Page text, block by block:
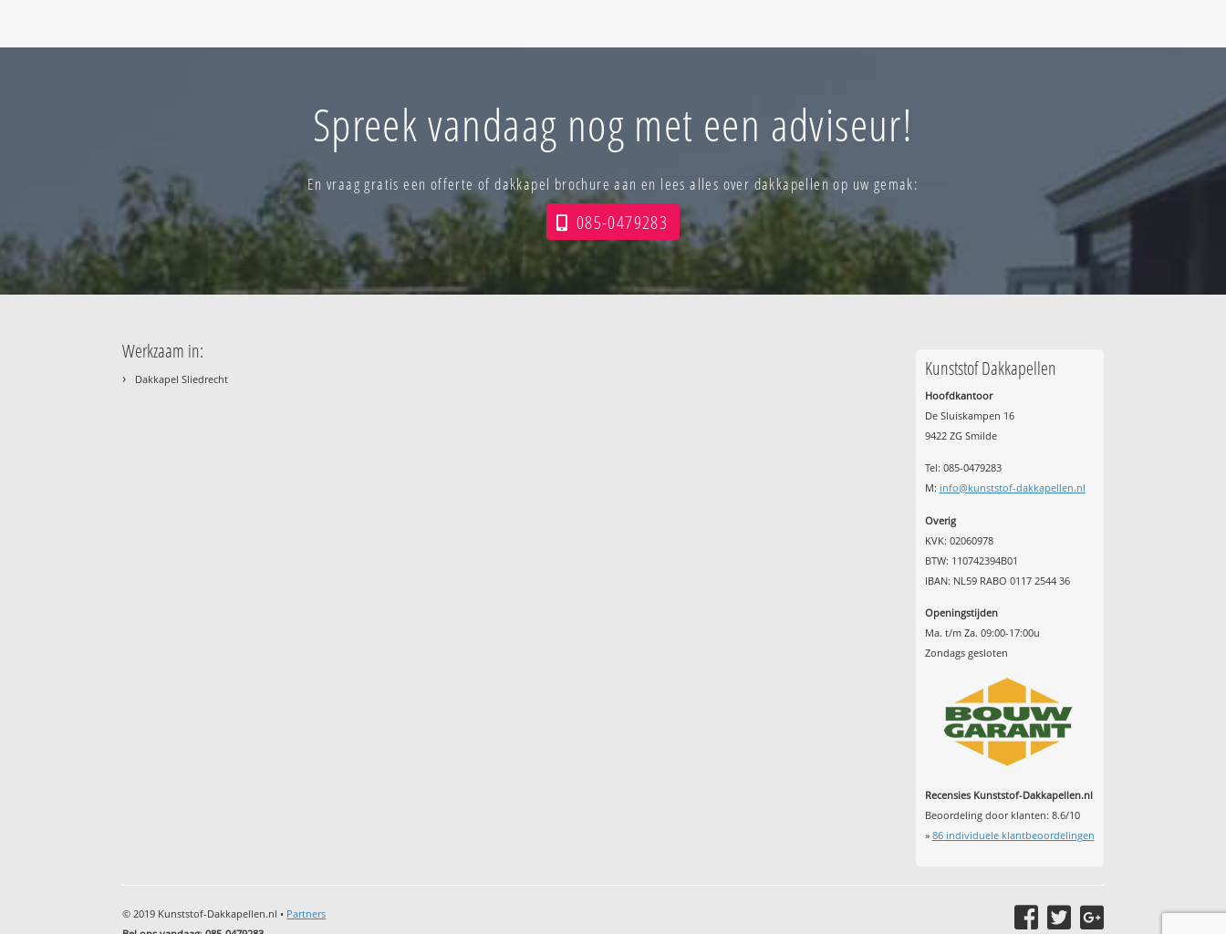
Spreek vandaag nog met een adviseur!
En vraag gratis een offerte of dakkapel brochure aan en lees alles over dakkapellen op uw gemak:
085-0479283
Werkzaam in:
› Dakkapel Sliedrecht Kunststof Dakkapellen
Hoofdkantoor
De Sluiskampen 16
9422 ZG Smilde
Tel: 085-0479283
M: info@kunststof-dakkapellen.nl
Overig
KVK: 02060978
BTW: 110742394B01
IBAN: NL59 RABO 0117 2544 36
Openingstijden
Ma. t/m Za. 09:00-17:00u
Zondags gesloten
Recensies Kunststof-Dakkapellen.nl
Beoordeling door klanten: 8.6/10
» 86individuele klantbeoordelingen
© 2019 Kunststof-Dakkapellen.nl • Partners